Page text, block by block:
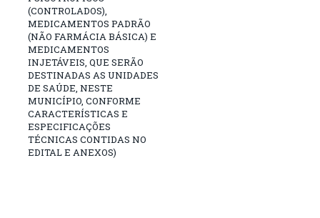
(CONTROLADOS),
MEDICAMENTOS PADRÃO
(NÃO FARMÁCIA BÁSICA) E
MEDICAMENTOS
INJETÁVEIS, QUE SERÃO
DESTINADAS AS UNIDADES
DE SAÚDE, NESTE
MUNICÍPIO, CONFORME
CARACTERÍSTICAS E
ESPECIFICAÇÕES
TÉCNICAS CONTIDAS NO
EDITAL E ANEXOS)